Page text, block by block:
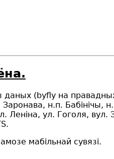
даных (byfly на
н.п. Бабінічы,
Леніна, ул. Гоголя, вул.
.
мабільнай сувязі.